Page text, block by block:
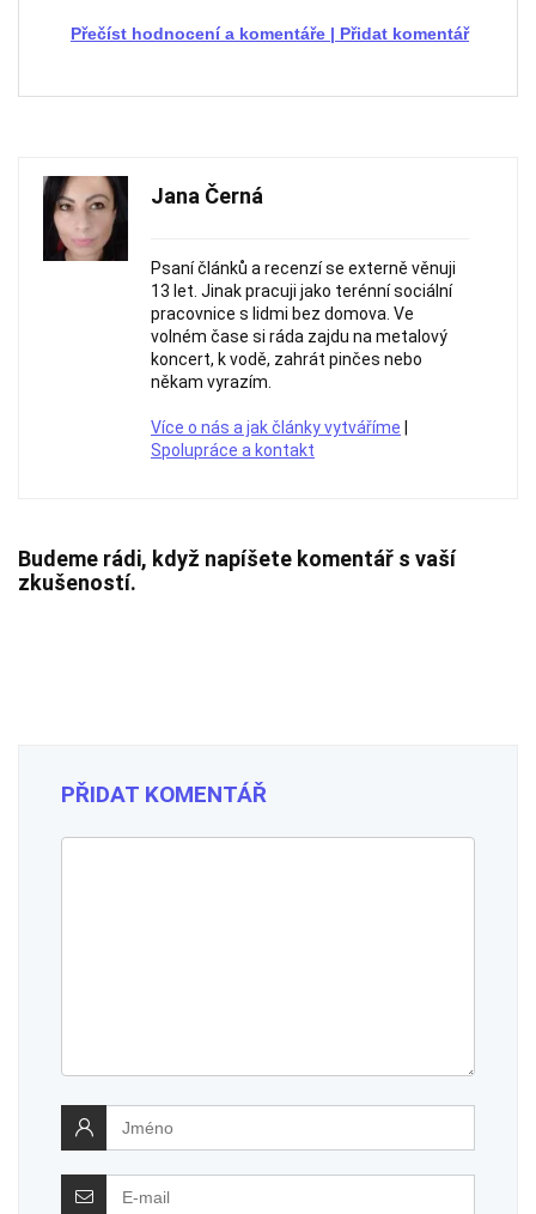
Přidat komentář
|
Přečíst hodnocení a komentáře
Jana Černá
Psaní článků a recenzí se externě věnuji
13 let. Jinak pracuji jako terénní sociální
pracovnice s lidmi bez domova. Ve
volném čase si ráda zajdu na metalový
koncert, k vodě, zahrát pinčes nebo
někam vyrazím.
Více o nás a jak články vytváříme
Spolupráce a kontakt
Budeme rádi, když napíšete komentář s vaší
zkušeností.
PŘIDAT KOMENTÁŘ